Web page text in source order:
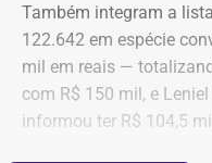
Também integram a
122.642 em espécie
mil em reais —
com R$ 150 mil, e
informou ter R$ 104,5